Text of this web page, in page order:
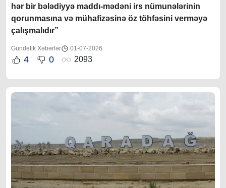
hər bir bələdiyyə maddı-mədəni irs nümunələrinin
qorunmasına və mühafizəsinə öz töhfəsini verməyə
çalışmalıdır”
Gündəlik Xəbərlər 01-07-2026
4 0 2093